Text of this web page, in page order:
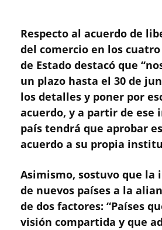
Respecto al acuerdo de
del comercio en los cuatro
de Estado destacó que
un plazo hasta el 30 de
los detalles y poner por
acuerdo, y a partir de ese
país tendrá que aprobar
acuerdo a su propia
Asimismo, sostuvo que la
de nuevos países a la
de dos factores: “Países
visión compartida y que